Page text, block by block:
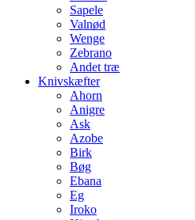
Sapele
Valnød
Wenge
Zebrano
Andet træ
Knivskæfter
Ahorn
Anigre
Ask
Azobe
Birk
Bøg
Ebana
Eg
Iroko